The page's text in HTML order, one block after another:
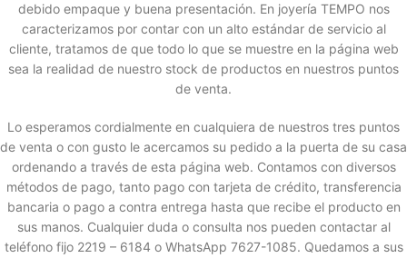
debido empaque y buena presentación. En joyería TEMPO nos
caracterizamos por contar con un alto estándar de servicio al
cliente, tratamos de que todo lo que se muestre en la página web
sea la realidad de nuestro stock de productos en nuestros puntos
de venta.
Lo esperamos cordialmente en cualquiera de nuestros tres puntos
de venta o con gusto le acercamos su pedido a la puerta de su casa
ordenando a través de esta página web. Contamos con diversos
métodos de pago, tanto pago con tarjeta de crédito, transferencia
bancaria o pago a contra entrega hasta que recibe el producto en
sus manos. Cualquier duda o consulta nos pueden contactar al
teléfono fijo 2219 – 6184 o WhatsApp 7627-1085. Quedamos a sus